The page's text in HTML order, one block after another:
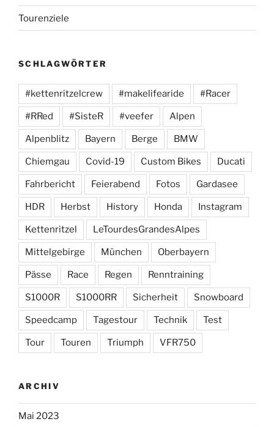
Tourenziele
SCHLAGWÖRTER
#kettenritzelcrew #makelifearide #Racer
#RRed #SisteR #veefer Alpen
Alpenblitz Bayern Berge BMW
Chiemgau Covid-19 Custom Bikes Ducati
Fahrbericht Feierabend Fotos Gardasee
HDR Herbst History Honda Instagram
Kettenritzel LeTourdesGrandesAlpes
Mittelgebirge München Oberbayern
Pässe Race Regen Renntraining
S1000R S1000RR Sicherheit Snowboard
Speedcamp Tagestour Technik Test
Tour Touren Triumph VFR750
ARCHIV
Mai 2023